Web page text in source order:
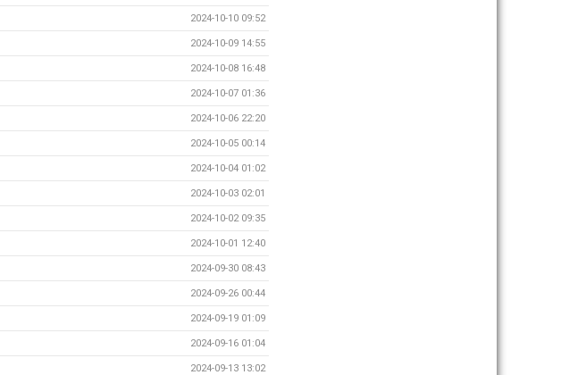
2024-10-10 09:52
2024-10-09 14:55
2024-10-08 16:48
2024-10-07 01:36
2024-10-06 22:20
2024-10-05 00:14
2024-10-04 01:02
2024-10-03 02:01
2024-10-02 09:35
2024-10-01 12:40
2024-09-30 08:43
2024-09-26 00:44
2024-09-19 01:09
2024-09-16 01:04
2024-09-13 13:02